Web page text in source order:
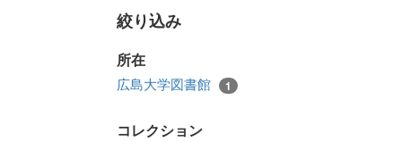
絞り込み
所在
広島大学図書館 1
コレクション